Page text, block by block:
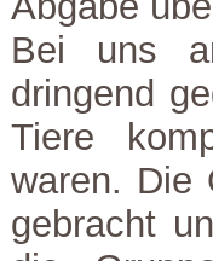
Bei uns
dringend
Tiere
waren. Die
gebracht